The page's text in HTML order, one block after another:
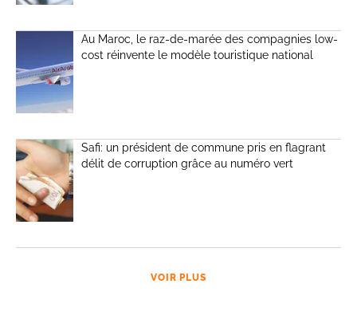
Au Maroc, le raz-de-marée des compagnies low-
cost réinvente le modèle touristique national
Safi: un président de commune pris en flagrant
délit de corruption grâce au numéro vert
VOIR PLUS